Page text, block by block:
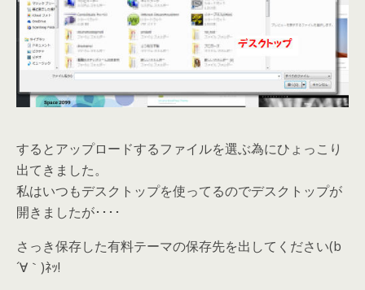
するとアップロードするファイルを選ぶ為にひょっこり
出てきました。
私はいつもデスクトップを使ってるのでデスクトップが
開きましたが････
さっき保存した有料テーマの保存先を出してください(b
´∀｀)ﾈｯ!